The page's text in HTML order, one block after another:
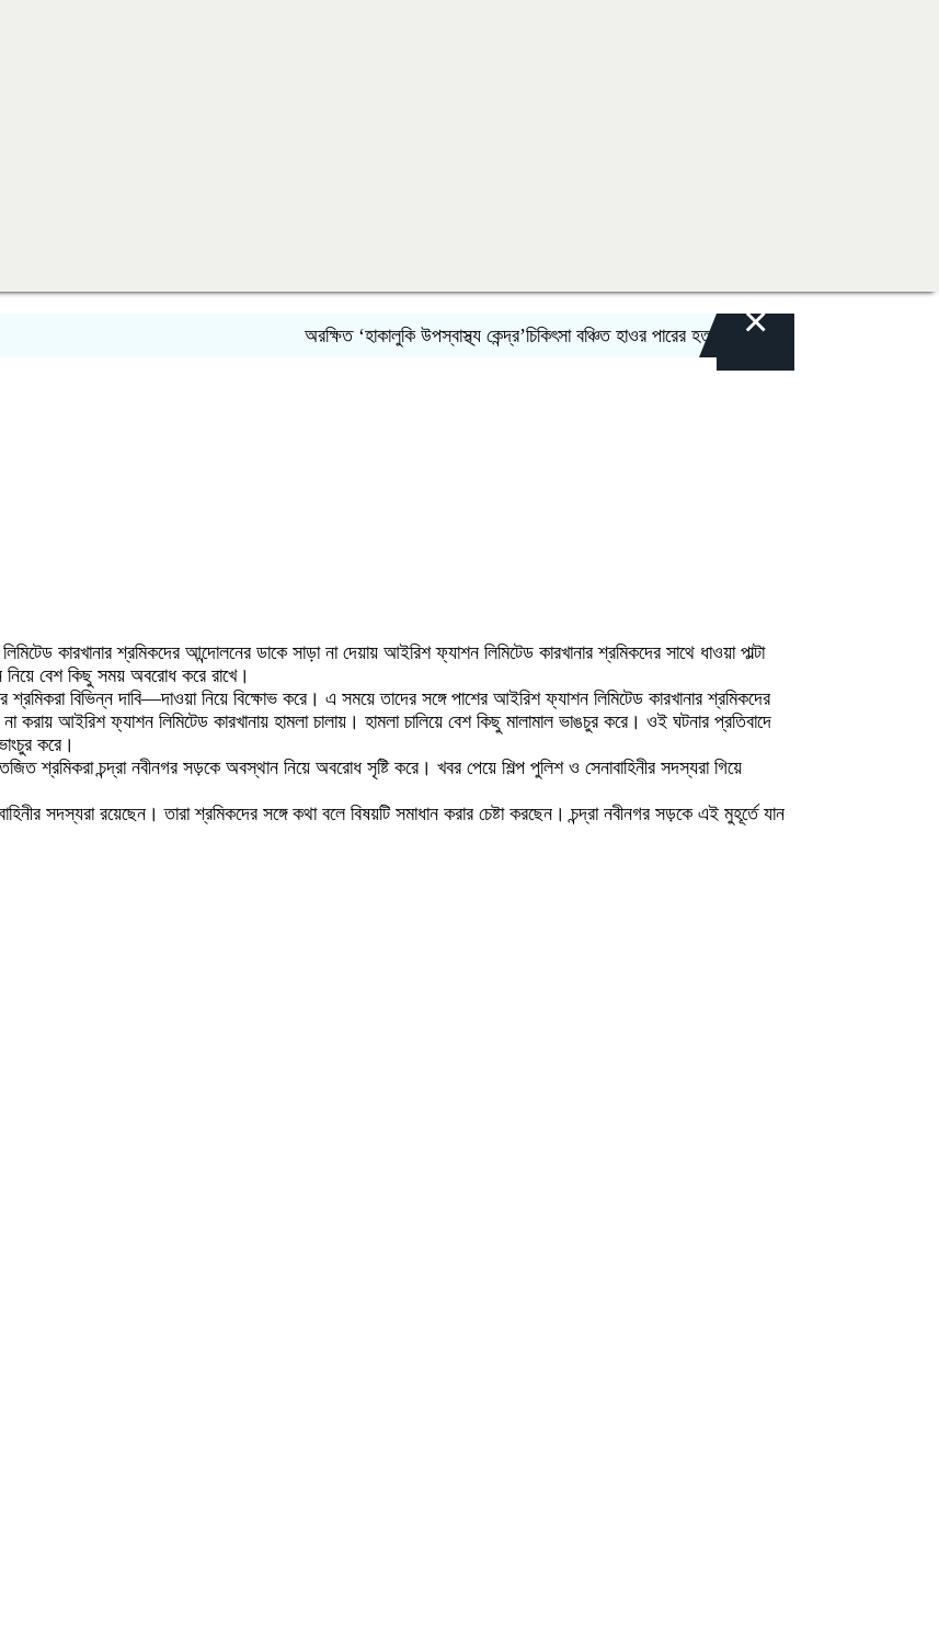
অরক্ষিত ‘হাকালুকি উপস্বাস্থ্য কেন্দ্র’চিকিৎসা বঞ্চিত হাওর পারের হতদরিদ্র বাসিন্দারা×
কারখানার শ্রমিকদের আন্দোলনের ডাকে সাড়া না দেয়ায় আইরিশ ফ্যাশন লিমিটেড কারখানার শ্রমিকদের সাথে ধাওয়া পাল্টা
বেশ কিছু সময় অবরোধ করে রাখে।
শ্রমিকরা বিভিন্ন দাবি—দাওয়া নিয়ে বিক্ষোভ করে। এ সময়ে তাদের সঙ্গে পাশের আইরিশ ফ্যাশন লিমিটেড কারখানার শ্রমিকদের
করায় আইরিশ ফ্যাশন লিমিটেড কারখানায় হামলা চালায়। হামলা চালিয়ে বেশ কিছু মালামাল ভাঙচুর করে। ওই ঘটনার প্রতিবাদে
করে।
চন্দ্রা নবীনগর সড়কে অবস্থান নিয়ে অবরোধ সৃষ্টি করে। খবর পেয়ে শিল্প পুলিশ ও সেনাবাহিনীর সদস্যরা গিয়ে
সদস্যরা রয়েছেন। তারা শ্রমিকদের সঙ্গে কথা বলে বিষয়টি সমাধান করার চেষ্টা করছেন। চন্দ্রা নবীনগর সড়কে এই মুহূর্তে যান